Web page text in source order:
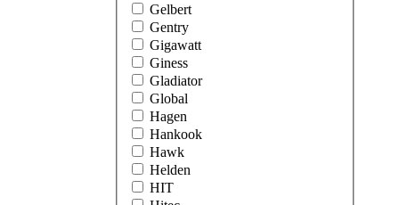
Gelbert
Gentry
Gigawatt
Giness
Gladiator
Global
Hagen
Hankook
Hawk
Helden
HIT